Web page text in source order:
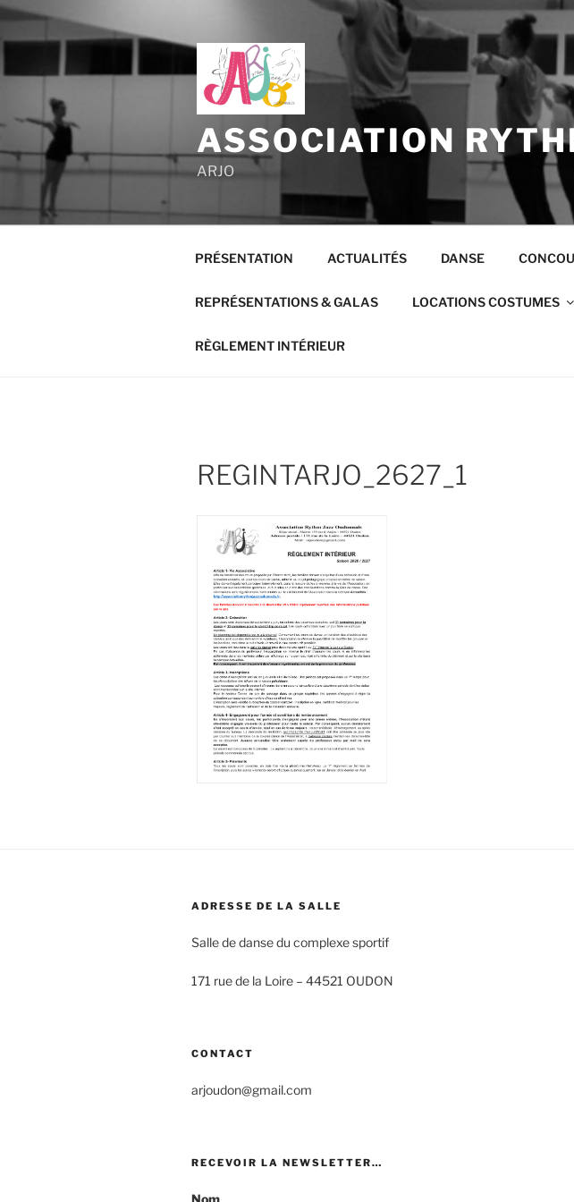
Aller
principal
ASSOCIATION
ARJO
PRÉSENTATION ACTUALITÉS DANSE
REPRÉSENTATIONS & GALAS LOCATIONS COSTUMES
RÈGLEMENT INTÉRIEUR
REGINTARJO_2627_1
ADRESSE DE LA SALLE
Salle de danse du complexe sportif
171 rue de la Loire – 44521 OUDON
CONTACT
arjoudon@gmail.com
RECEVOIR LA NEWSLETTER…
Nom